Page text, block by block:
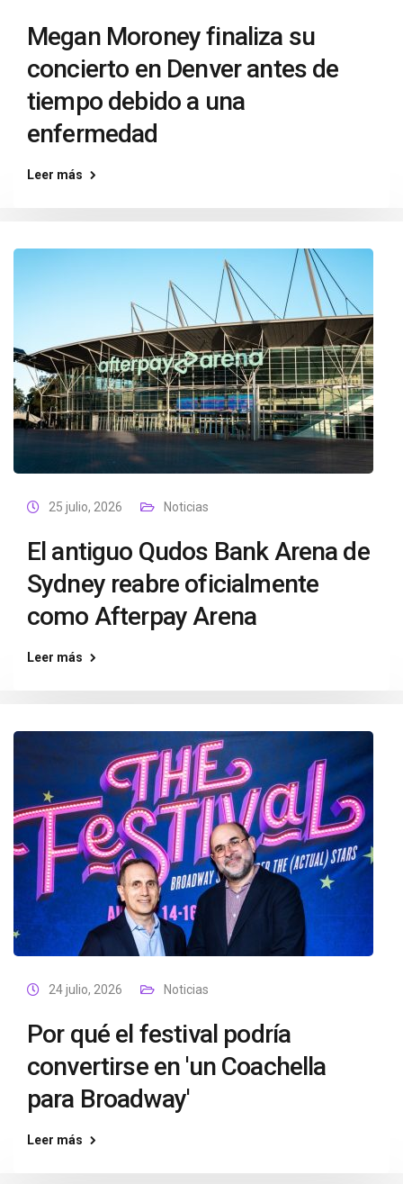
Megan Moroney finaliza su
concierto en Denver antes de
tiempo debido a una
enfermedad
Leer más
25 julio, 2026 Noticias
El antiguo Qudos Bank Arena de
Sydney reabre oficialmente
como Afterpay Arena
Leer más
24 julio, 2026 Noticias
Por qué el festival podría
convertirse en 'un Coachella
para Broadway'
Leer más